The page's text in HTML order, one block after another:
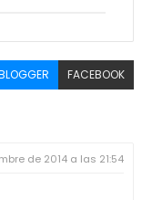
FACEBOOK
de 2014 a las 21:54